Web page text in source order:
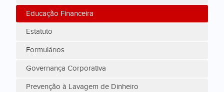
Educação Financeira
Estatuto
Formulários
Governança Corporativa
Prevenção à Lavagem de Dinheiro